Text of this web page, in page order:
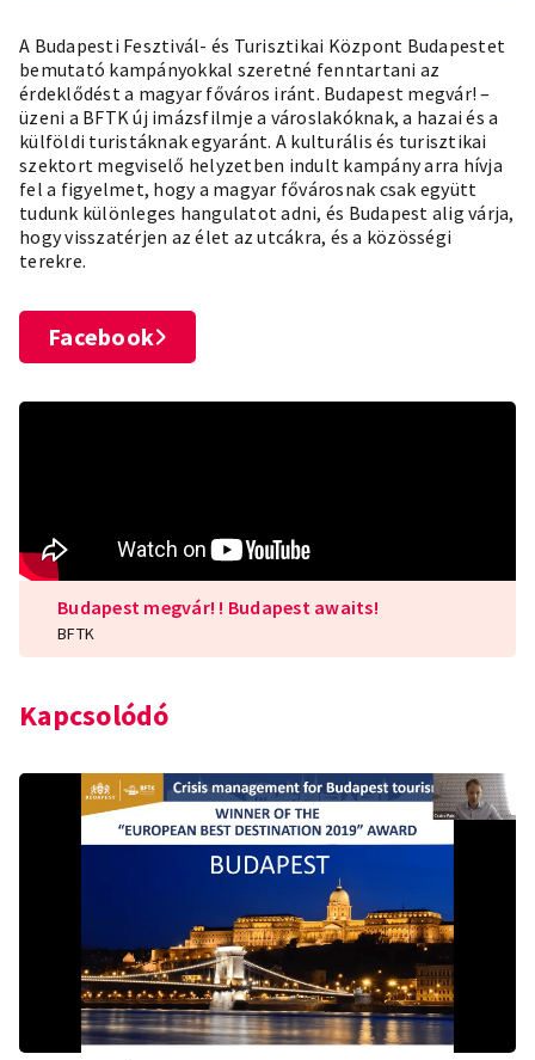
A Budapesti Fesztivál- és Turisztikai Központ Budapestet
bemutató kampányokkal szeretné fenntartani az
érdeklődést a magyar főváros iránt. Budapest megvár! –
üzeni a BFTK új imázsfilmje a városlakóknak, a hazai és a
külföldi turistáknak egyaránt. A kulturális és turisztikai
szektort megviselő helyzetben indult kampány arra hívja
fel a figyelmet, hogy a magyar fővárosnak csak együtt
tudunk különleges hangulatot adni, és Budapest alig várja,
hogy visszatérjen az élet az utcákra, és a közösségi
terekre.
Facebook
Budapest megvár! ! Budapest awaits!
BFTK
Kapcsolódó